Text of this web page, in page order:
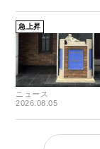
急上昇
ニュース
2026.08.05